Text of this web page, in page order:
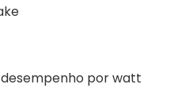
por watt